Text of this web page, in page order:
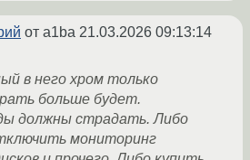
от a1ba 21.03.2026 09:13:14
в него хром только
больше будет.
должны страдать. Либо
мониторинг